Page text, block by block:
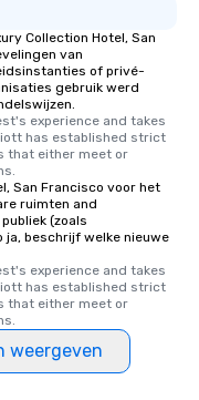
in the city and dive
cuisines and dishes.
selected dishes are
high standards to
delight any palate. Tours Available
from Day to Night
key. Whether you
business hours or
after work, we can
you to provide
needs. Go for as Long or as Short as
scheduling, Lip
Tours also provides a
Collection Hotel, San
van
of privé-
gebruik werd
experience and takes
has established strict
that either meet or
San Francisco voor het
ruimten and
(zoals
ja, beschrijf welke nieuwe
experience and takes
has established strict
that either meet or
weergeven